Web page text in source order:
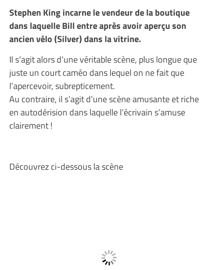
Stephen King incarne le vendeur de la boutique
dans laquelle Bill entre après avoir aperçu son
ancien vélo (Silver) dans la vitrine.
Il s’agit alors d’une véritable scène, plus longue que
juste un court caméo dans lequel on ne fait que
l’apercevoir, subrepticement.
Au contraire, il s’agit d’une scène amusante et riche
en autodérision dans laquelle l’écrivain s’amuse
clairement !
Découvrez ci-dessous la scène